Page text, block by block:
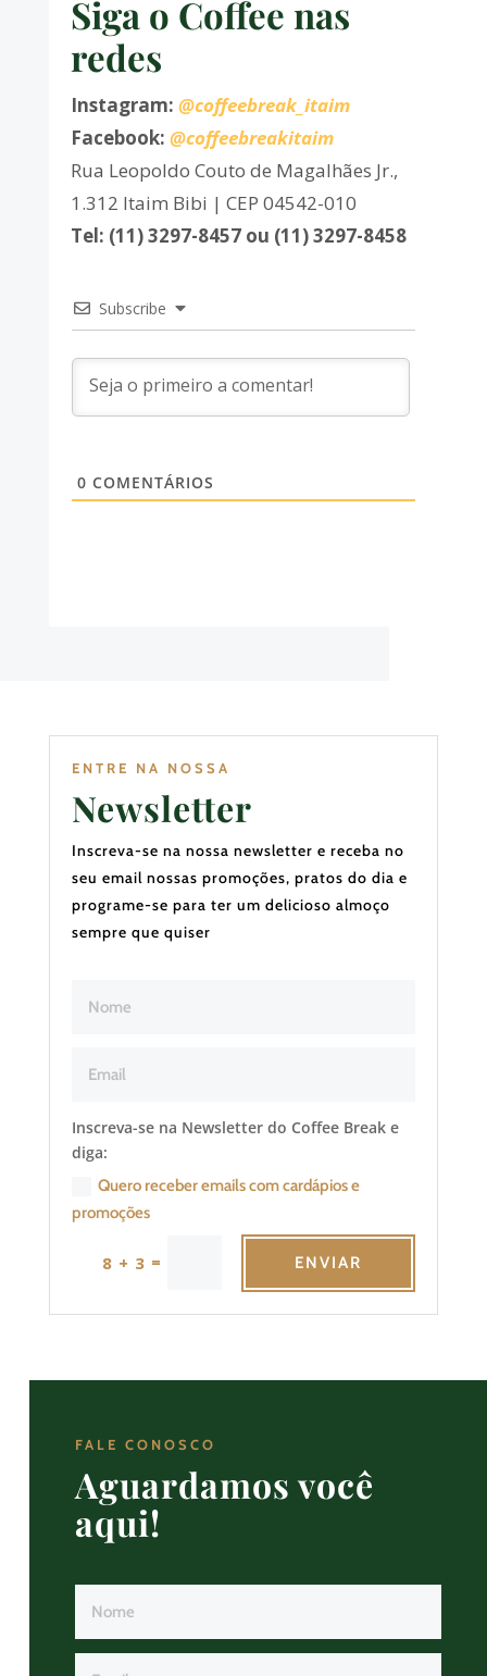
Siga o Coffee nas
redes
Instagram: @coffeebreak_itaim
Facebook: @coffeebreakitaim
Rua Leopoldo Couto de Magalhães Jr.,
1.312 Itaim Bibi | CEP 04542-010
Tel: (11) 3297-8457 ou (11) 3297-8458
Subscribe
0 COMENTÁRIOS
ENTRE NA NOSSA
Newsletter
Inscreva-se na nossa newsletter e receba no
seu email nossas promoções, pratos do dia e
programe-se para ter um delicioso almoço
sempre que quiser
Inscreva-se na Newsletter do Coffee Break e
diga:
Quero receber emails com cardápios e
promoções
8 + 3 = ENVIAR
FALE CONOSCO
Aguardamos você
aqui!